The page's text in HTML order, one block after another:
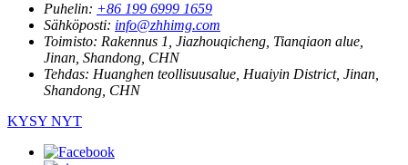
Puhelin: +86 199 6999 1659
Sähköposti: info@zhhimg.com
Toimisto: Rakennus 1, Jiazhouqicheng, Tianqiaon alue,
Jinan, Shandong, CHN
Tehdas: Huanghen teollisuusalue, Huaiyin District, Jinan,
Shandong, CHN
KYSY NYT